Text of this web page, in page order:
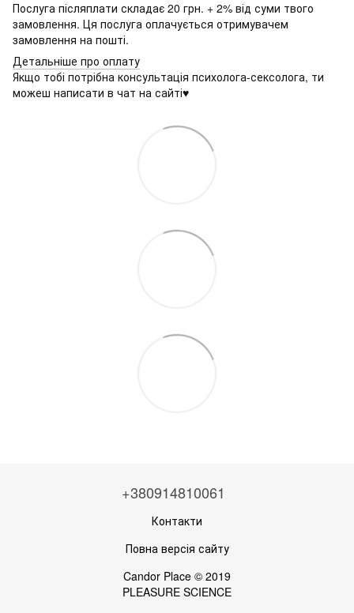
Послуга післяплати складає 20 грн. + 2% від суми твого
замовлення. Ця послуга оплачується отримувачем
замовлення на пошті.
Детальніше про оплату
Якщо тобі потрібна консультація психолога-сексолога, ти
можеш написати в чат на сайті♥
+380914810061
Контакти
Повна версія сайту
Candor Place © 2019
PLEASURE SCIENCE